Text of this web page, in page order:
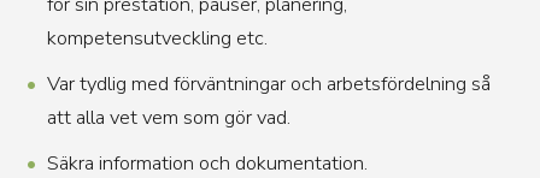
kompetensutveckling etc.
Var tydlig med förväntningar och arbetsfördelning så
att alla vet vem som gör vad.
Säkra information och dokumentation.